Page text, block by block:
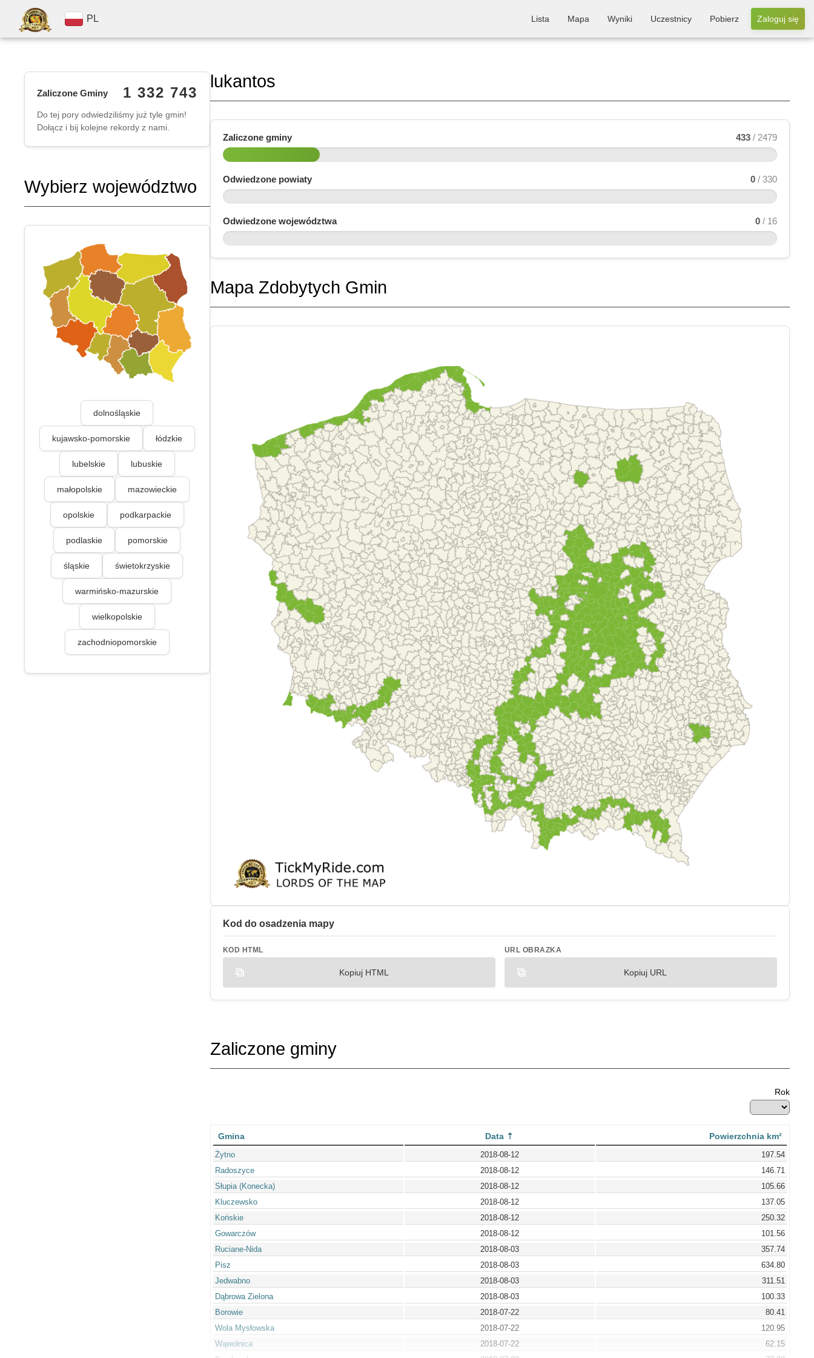
PL Lista Mapa Wyniki Uczestnicy Pobierz Zaloguj się
Zaliczone Gminy 1 332 743
Do tej pory odwiedziliśmy już tyle gmin!
Dołącz i bij kolejne rekordy z nami.
Wybierz województwo
dolnośląskie
kujawsko-pomorskie łódzkie
lubelskie lubuskie
małopolskie mazowieckie
opolskie podkarpackie
podlaskie pomorskie
śląskie świetokrzyskie
warmińsko-mazurskie
wielkopolskie
zachodniopomorskie
lukantos
Zaliczone gminy 433 / 2479
Odwiedzone powiaty 0 / 330
Odwiedzone województwa 0 / 16
Mapa Zdobytych Gmin
Kod do osadzenia mapy
KOD HTML
Kopiuj HTML
URL OBRAZKA
Kopiuj URL
Zaliczone gminy
Rok
Gmina Data Powierzchnia km²
Żytno 2018-08-12
197.54
Radoszyce
2018-08-12
146.71
Słupia (Konecka)
2018-08-12
105.66
Kluczewsko
2018-08-12
137.05
Końskie
2018-08-12
250.32
Gowarczów
2018-08-12
101.56
Ruciane-Nida
2018-08-03
357.74
Pisz
2018-08-03
634.80
Jedwabno
2018-08-03
311.51
Dąbrowa Zielona
2018-08-03
100.33
Borowie
2018-07-22
80.41
Wola Mysłowska
2018-07-22
120.95
Wąwolnica
2018-07-22
62.15